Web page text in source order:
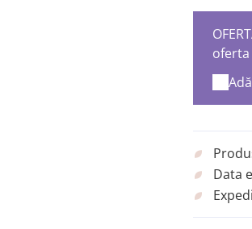
Data